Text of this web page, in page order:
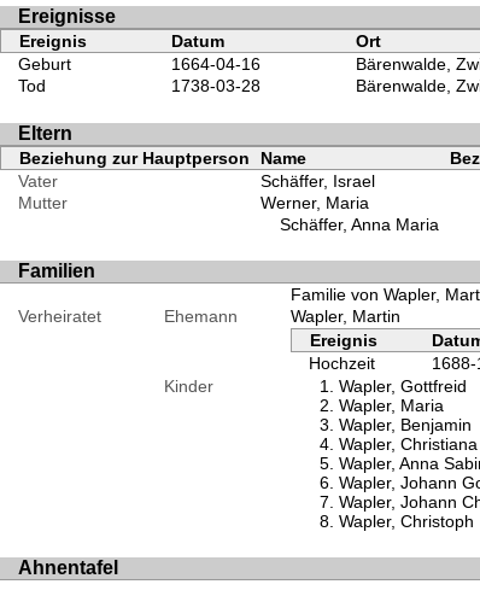
Ereignisse
Ereignis Datum
Ort
Geburt
1664-04-16
Bärenwalde,
Tod
1738-03-28 Bärenwalde,
Eltern
Beziehung zur Hauptperson Name
Vater
Schäffer, Israel
Mutter
Werner, Maria
Schäffer, Anna Maria
Familien
Familie von Wapler,
Verheiratet
Ehemann
Wapler, Martin
Ereignis
Hochzeit
Kinder
Wapler, Gottfreid
Wapler, Maria
Wapler, Benjamin
Wapler, Christiana
Wapler, Anna
Wapler, Johann
Wapler, Johann
Wapler, Christoph
Ahnentafel